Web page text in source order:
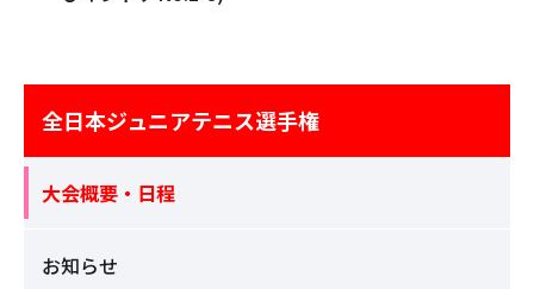
全日本ジュニアテニス選手権
大会概要・日程
お知らせ